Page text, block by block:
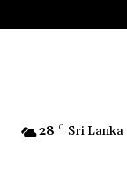
28 C Sri Lanka